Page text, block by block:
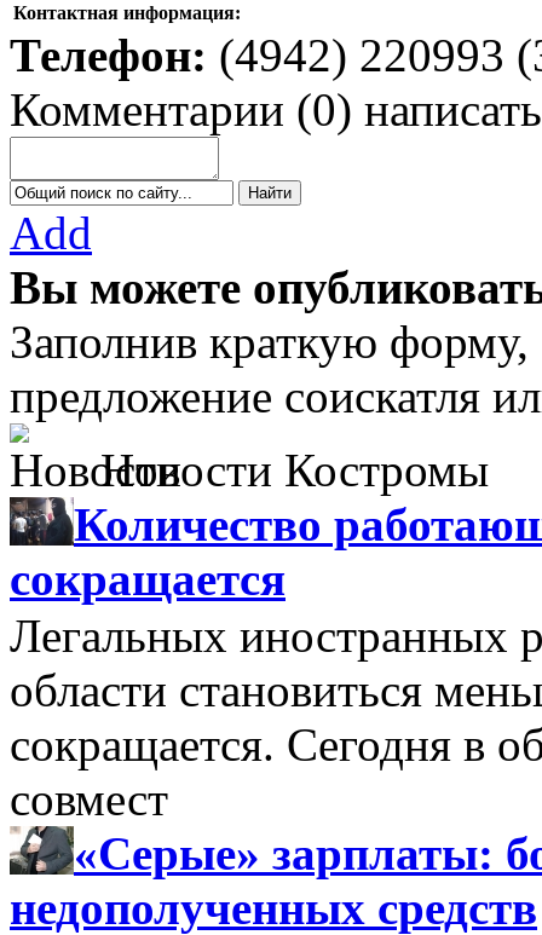
Контактная информация:
Телефон: (4942) 220993
Комментарии (0) написать
Add
Вы можете
Заполнив краткую
предложение соискатля
Новости Костромы
Количество
сокращается
Легальных иностранных
области становиться
сокращается. Сегодня в
совмест
«Серые» зарплаты:
недополученных средств